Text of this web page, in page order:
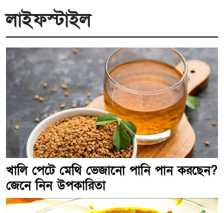
লাইফস্টাইল
খালি পেটে মেথি ভেজানো পানি পান করছেন?
জেনে নিন উপকারিতা